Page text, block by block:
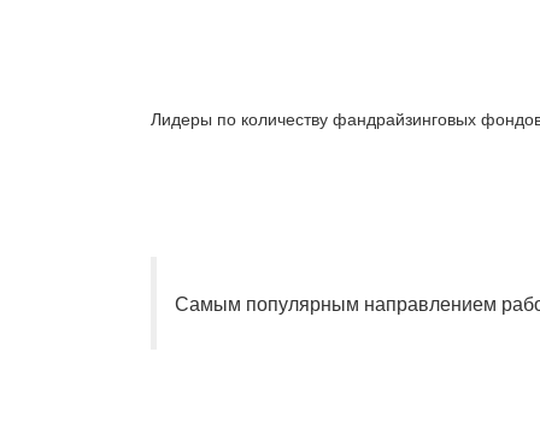
Лидеры по количеству фандрайзинговых
Самым популярным направлением